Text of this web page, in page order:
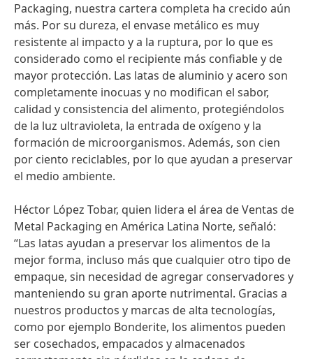
Packaging, nuestra cartera completa ha crecido aún
más. Por su dureza, el envase metálico es muy
resistente al impacto y a la ruptura, por lo que es
considerado como el recipiente más confiable y de
mayor protección. Las latas de aluminio y acero son
completamente inocuas y no modifican el sabor,
calidad y consistencia del alimento, protegiéndolos
de la luz ultravioleta, la entrada de oxígeno y la
formación de microorganismos. Además, son cien
por ciento reciclables, por lo que ayudan a preservar
el medio ambiente.
Héctor López Tobar, quien lidera el área de Ventas de
Metal Packaging en América Latina Norte, señaló:
“Las latas ayudan a preservar los alimentos de la
mejor forma, incluso más que cualquier otro tipo de
empaque, sin necesidad de agregar conservadores y
manteniendo su gran aporte nutrimental. Gracias a
nuestros productos y marcas de alta tecnologías,
como por ejemplo Bonderite, los alimentos pueden
ser cosechados, empacados y almacenados